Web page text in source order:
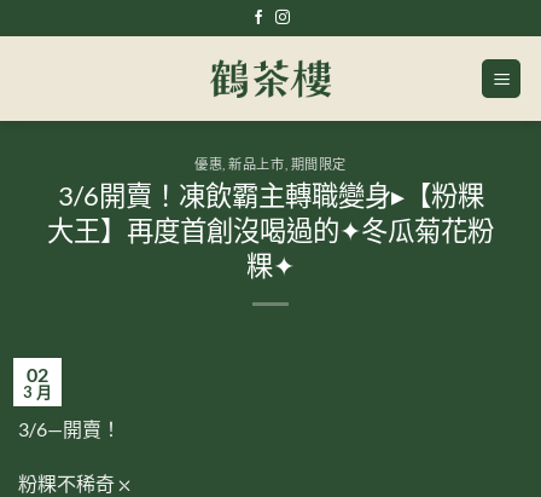
to
優惠 ,新品上市 期間限定
3/6開賣！凍飲霸主轉職變身▸【粉粿
大王】再度首創沒喝過的✦冬瓜菊花粉
粿✦
02
3 月
3/6—開賣！
粉粿不稀奇 ⛌